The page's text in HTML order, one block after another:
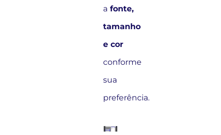
a fonte,
tamanho
e cor
conforme
sua
preferência.